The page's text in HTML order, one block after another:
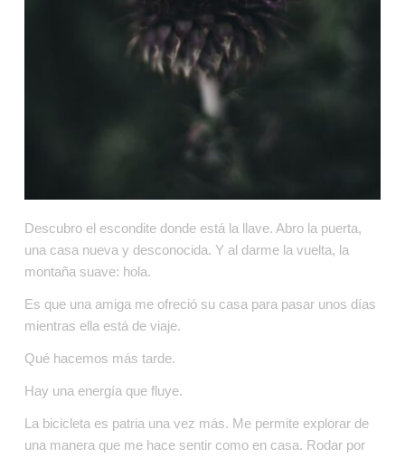
Descubro el escondite donde está la llave. Abro la puerta,
una casa nueva y desconocida. Y al darme la vuelta, la
montaña suave: hola.
Es que una amiga me ofreció su casa para pasar unos días
mientras ella está de viaje.
Qué hacemos más tarde.
Hay una energía que fluye.
La bicicleta es patria una vez más. Me permite explorar de
una manera que me hace sentir como en casa. Rodar por